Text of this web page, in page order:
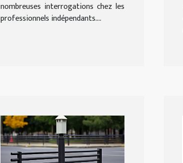
nombreuses interrogations chez les
professionnels indépendants....